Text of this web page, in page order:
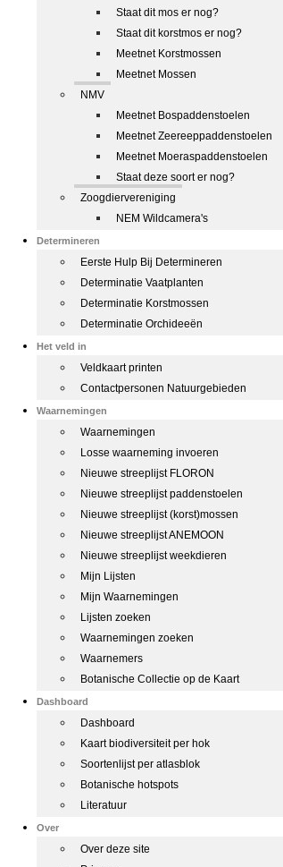
Staat dit mos er nog?
Staat dit korstmos er nog?
Meetnet Korstmossen
Meetnet Mossen
NMV
Meetnet Bospaddenstoelen
Meetnet Zeereeppaddenstoelen
Meetnet Moeraspaddenstoelen
Staat deze soort er nog?
Zoogdiervereniging
NEM Wildcamera's
Determineren
Eerste Hulp Bij Determineren
Determinatie Vaatplanten
Determinatie Korstmossen
Determinatie Orchideeën
Het veld in
Veldkaart printen
Contactpersonen Natuurgebieden
Waarnemingen
Waarnemingen
Losse waarneming invoeren
Nieuwe streeplijst FLORON
Nieuwe streeplijst paddenstoelen
Nieuwe streeplijst (korst)mossen
Nieuwe streeplijst ANEMOON
Nieuwe streeplijst weekdieren
Mijn Lijsten
Mijn Waarnemingen
Lijsten zoeken
Waarnemingen zoeken
Waarnemers
Botanische Collectie op de Kaart
Dashboard
Dashboard
Kaart biodiversiteit per hok
Soortenlijst per atlasblok
Botanische hotspots
Literatuur
Over
Over deze site